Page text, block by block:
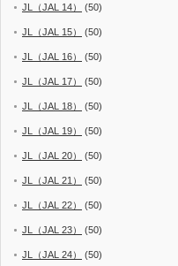
JL（JAL 14） (50)
JL（JAL 15） (50)
JL（JAL 16） (50)
JL（JAL 17） (50)
JL（JAL 18） (50)
JL（JAL 19） (50)
JL（JAL 20） (50)
JL（JAL 21） (50)
JL（JAL 22） (50)
JL（JAL 23） (50)
JL（JAL 24） (50)